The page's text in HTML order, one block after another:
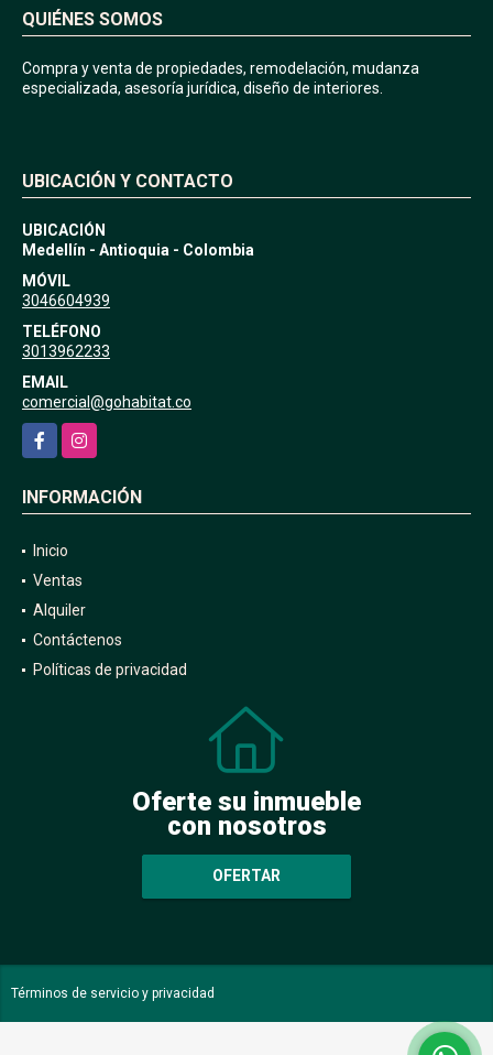
QUIÉNES SOMOS
Compra y venta de propiedades, remodelación, mudanza
especializada, asesoría jurídica, diseño de interiores.
UBICACIÓN Y CONTACTO
UBICACIÓN
Medellín - Antioquia - Colombia
MÓVIL
3046604939
TELÉFONO
3013962233
EMAIL
comercial@gohabitat.co
FacebookInstagram
INFORMACIÓN
Inicio
Ventas
Alquiler
Contáctenos
Políticas de privacidad
Oferte su inmueble
con nosotros
OFERTAR
Términos de servicio y privacidad